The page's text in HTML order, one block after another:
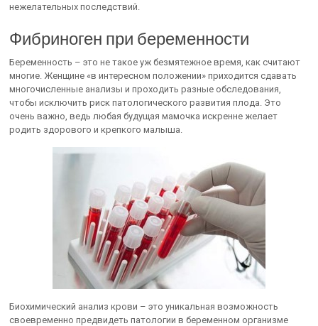
нежелательных последствий.
Фибриноген при беременности
Беременность – это не такое уж безмятежное время, как считают
многие. Женщине «в интересном положении» приходится сдавать
многочисленные анализы и проходить разные обследования,
чтобы исключить риск патологического развития плода. Это
очень важно, ведь любая будущая мамочка искренне желает
родить здорового и крепкого малыша.
Биохимический анализ крови – это уникальная возможность
своевременно предвидеть патологии в беременном организме